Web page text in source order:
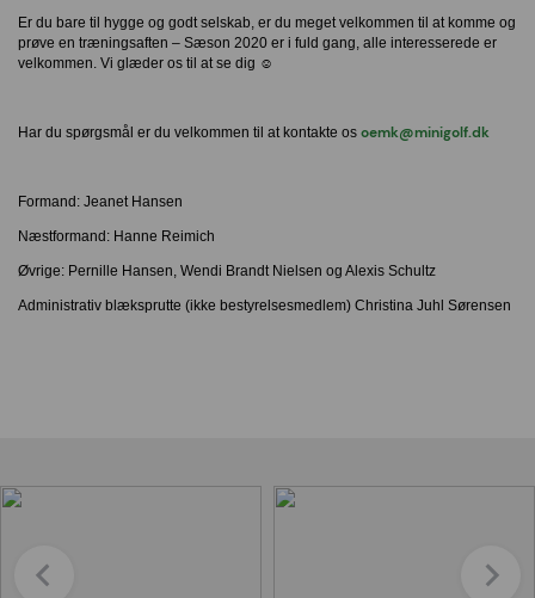
Er du bare til hygge og godt selskab, er du meget velkommen til at komme og
prøve en træningsaften – Sæson 2020 er i fuld gang, alle interesserede er
velkommen. Vi glæder os til at se dig ☺
Har du spørgsmål er du velkommen til at kontakte os oemk@minigolf.dk
Formand: Jeanet Hansen
Næstformand: Hanne Reimich
Øvrige: Pernille Hansen, Wendi Brandt Nielsen og Alexis Schultz
Administrativ blæksprutte (ikke bestyrelsesmedlem) Christina Juhl Sørensen